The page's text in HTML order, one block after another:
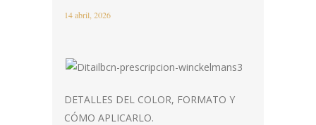
14 abril, 2026
DETALLES DEL COLOR, FORMATO Y
CÓMO APLICARLO.